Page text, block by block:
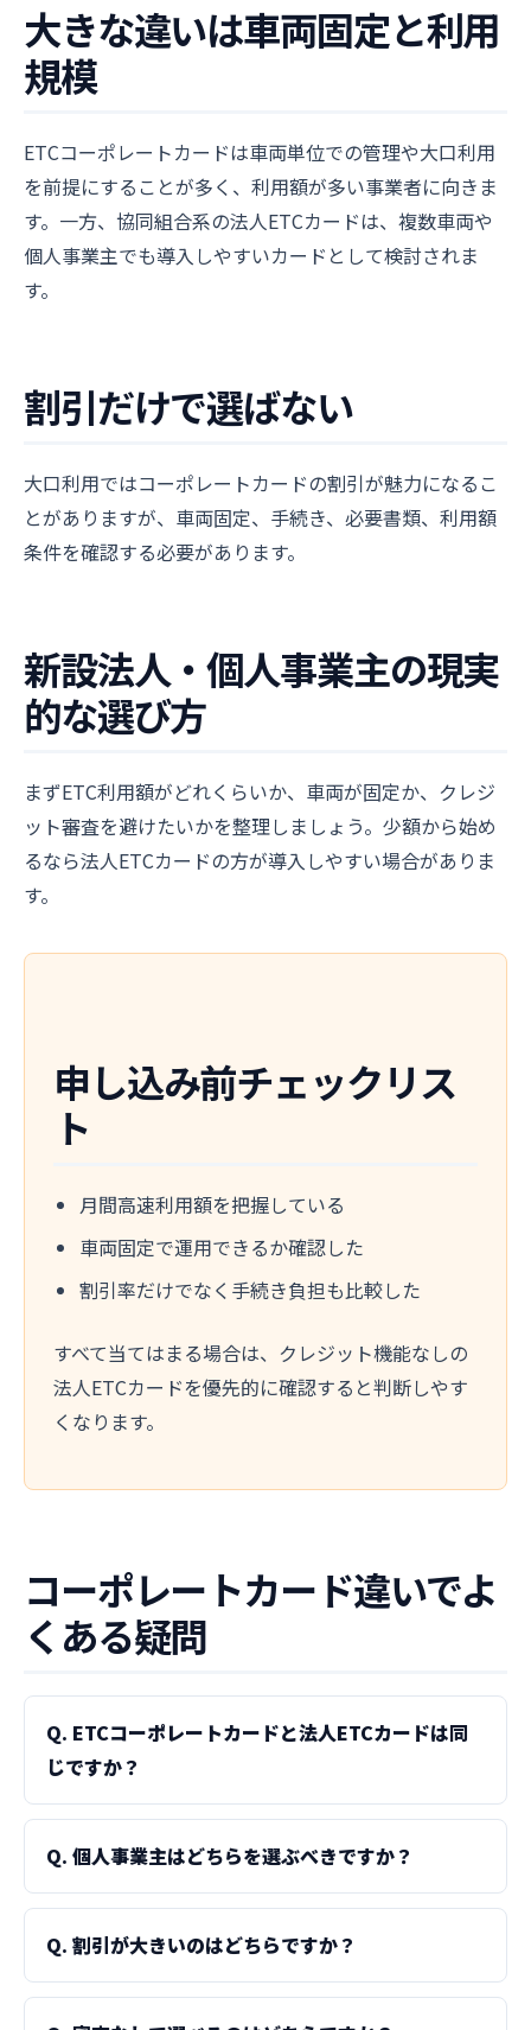
大きな違いは車両固定と利用
規模
ETCコーポレートカードは車両単位での管理や大口利用
を前提にすることが多く、利用額が多い事業者に向きま
す。一方、協同組合系の法人ETCカードは、複数車両や
個人事業主でも導入しやすいカードとして検討されま
す。
割引だけで選ばない
大口利用ではコーポレートカードの割引が魅力になるこ
とがありますが、車両固定、手続き、必要書類、利用額
条件を確認する必要があります。
新設法人・個人事業主の現実
的な選び方
まずETC利用額がどれくらいか、車両が固定か、クレジ
ット審査を避けたいかを整理しましょう。少額から始め
るなら法人ETCカードの方が導入しやすい場合がありま
す。
申し込み前チェックリス
ト
月間高速利用額を把握している
車両固定で運用できるか確認した
割引率だけでなく手続き負担も比較した
すべて当てはまる場合は、クレジット機能なしの
法人ETCカードを優先的に確認すると判断しやす
くなります。
コーポレートカード違いでよ
くある疑問
Q. ETCコーポレートカードと法人ETCカードは同
じですか？
Q. 個人事業主はどちらを選ぶべきですか？
Q. 割引が大きいのはどちらですか？